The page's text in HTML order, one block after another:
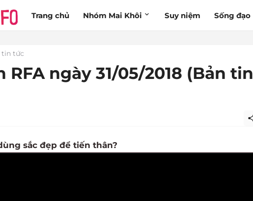
Trang chủ Nhóm Mai Khôi Suy niệm Sống đạo
tin tức
RFA ngày 31/05/2018 (Bản tin
sắc đẹp để tiến thân?